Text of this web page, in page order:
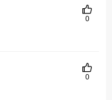
0
0